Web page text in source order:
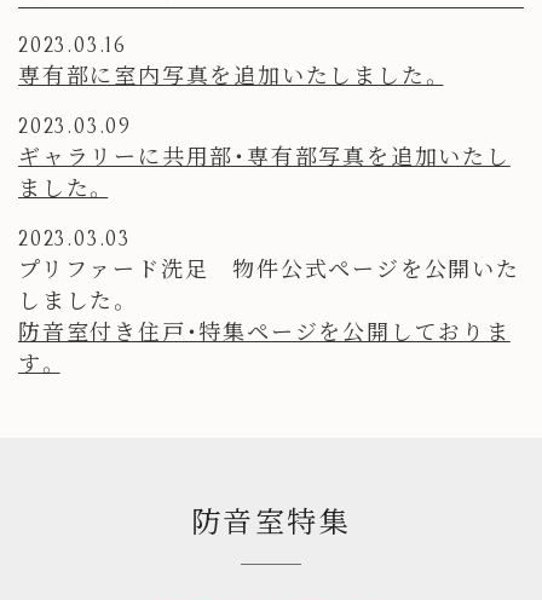
2023.03.16
専有部に室内写真を追加いたしました。
2023.03.09
ギャラリーに共用部・専有部写真を追加いたし
ました。
2023.03.03
プリファード洗足 物件公式ページを公開いた
しました。
防音室付き住戸・特集ページを公開しておりま
す。
防音室特集